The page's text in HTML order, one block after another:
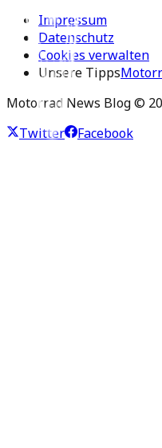
Impressum
Datenschutz
Cookies verwalten
Unsere Tipps
Motorrad News Blog ©
Twitter
Facebook